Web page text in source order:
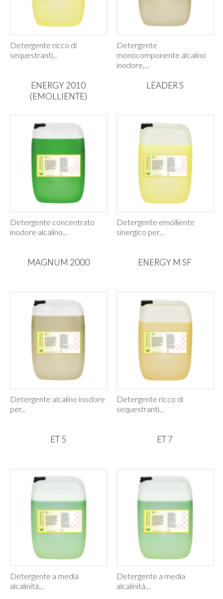
Detergente ricco di
sequestranti...
Detergente
monocomponente alcalino
inodore,...
ENERGY 2010
(EMOLLIENTE)
Detergente concentrato
inodore alcalino...
LEADER S
Detergente emolliente
sinergico per...
MAGNUM 2000
Detergente alcalino inodore
per...
ENERGY M SF
Detergente ricco di
sequestranti...
ET 5
Detergente a media
alcalinità...
ET 7
Detergente a media
alcalinità...